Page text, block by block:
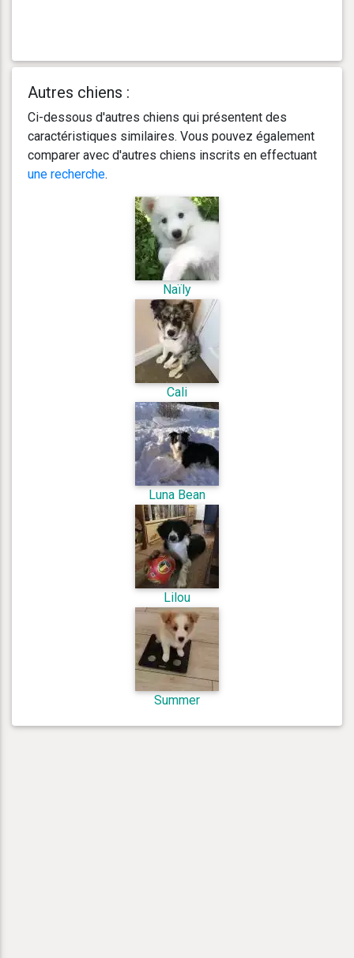
Autres chiens :
Ci-dessous d'autres chiens qui présentent des
caractéristiques similaires. Vous pouvez également
comparer avec d'autres chiens inscrits en effectuant
une recherche.
Naïly
Cali
Luna Bean
Lilou
Summer